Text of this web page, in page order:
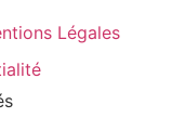
Légales